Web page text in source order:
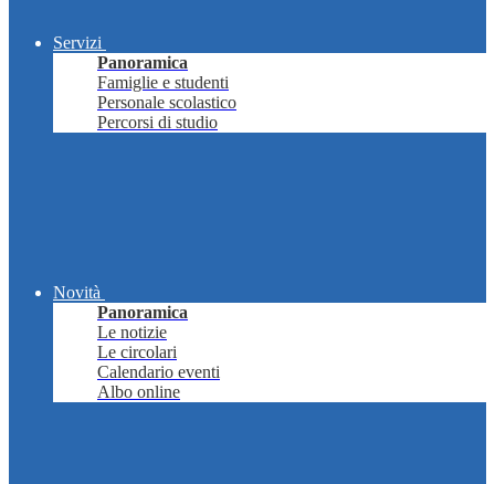
Servizi
Panoramica
Famiglie e studenti
Personale scolastico
Percorsi di studio
Novità
Panoramica
Le notizie
Le circolari
Calendario eventi
Albo online